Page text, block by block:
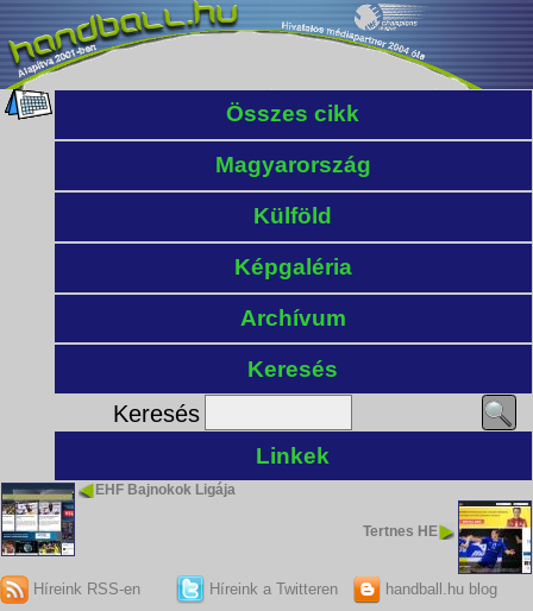
Összes cikk
Magyarország
Külföld
Képgaléria
Archívum
Keresés
Keresés
Linkek
EHF Bajnokok Ligája
Tertnes HE
Híreink RSS-en Híreink a Twitteren handball.hu blog